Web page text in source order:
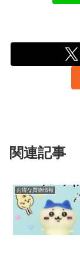
関連記事
お得な買物情報